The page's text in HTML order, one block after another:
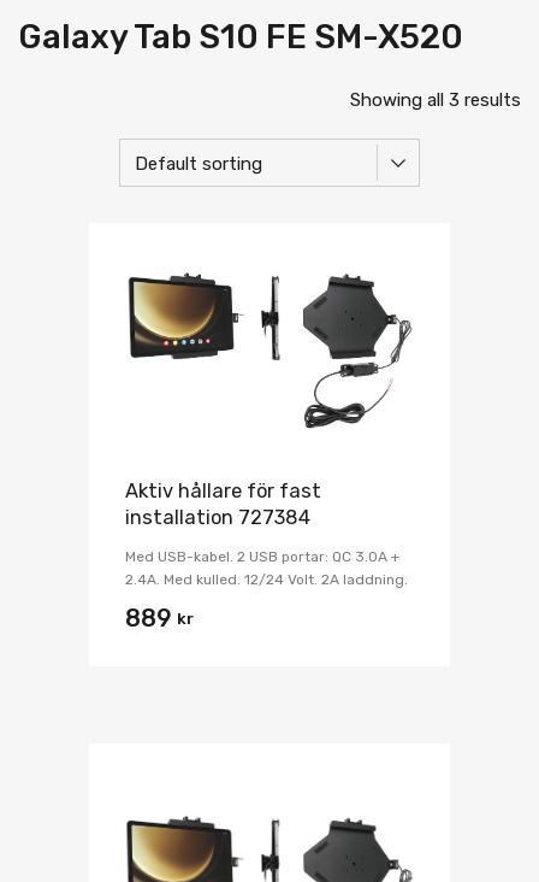
Galaxy Tab S10 FE SM-X520
Showing all 3 results
Aktiv hållare för fast
installation 727384
Med USB-kabel. 2 USB portar: QC 3.0A +
2.4A. Med kulled. 12/24 Volt. 2A laddning.
889 kr